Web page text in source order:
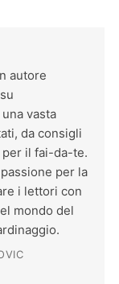
autore
vasta
da consigli
il fai-da-te.
per la
i lettori con
mondo del